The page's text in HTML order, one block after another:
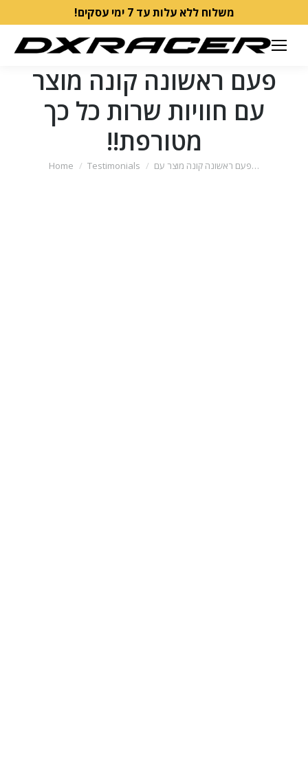
משלוח ללא עלות עד 7 ימי עסקים!
פעם ראשונה קונה מוצר
עם חוויות שרות כל כך
מטורפת!!
You are here:
Home Testimonials פעם ראשונה קונה מוצר עם…